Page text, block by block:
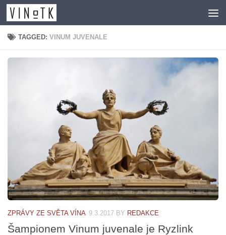
Skip to content
TAGGED:VINUM JUVENALE
ZPRÁVY ZE SVĚTA VÍNA 9.3.2017 BY REDAKCE
Šampionem Vinum juvenale je Ryzlink